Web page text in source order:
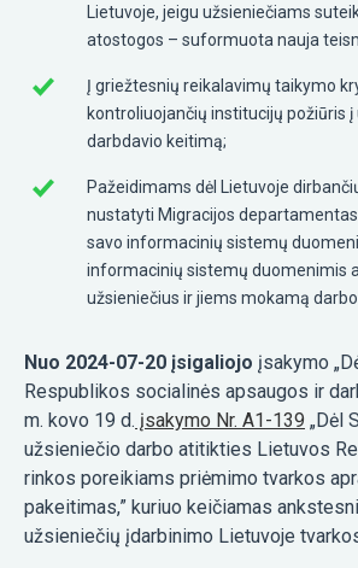
Lietuvoje, jeigu užsieniečiams
atostogos – suformuota nauja
Į griežtesnių reikalavimų taikymo
kontroliuojančių institucijų požiūris
darbdavio keitimą;
Pažeidimams dėl Lietuvoje
nustatyti Migracijos departamentas
savo informacinių sistemų
informacinių sistemų duomenimis
užsieniečius ir jiems mokamą
Nuo 2024-07-20 įsigaliojo įsakymo
Respublikos socialinės apsaugos ir
m. kovo 19 d. įsakymo Nr. A1-139 „Dėl
užsieniečio darbo atitikties Lietuvos
rinkos poreikiams priėmimo tvarkos
pakeitimas,” kuriuo keičiamas
užsieniečių įdarbinimo Lietuvoje